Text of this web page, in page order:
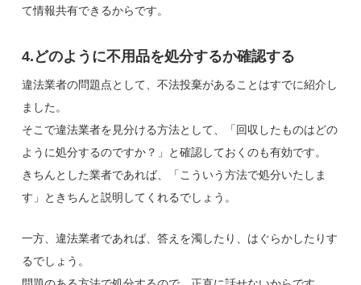
て情報共有できるからです。
4.どのように不用品を処分するか確認する
違法業者の問題点として、不法投棄があることはすでに紹介し
ました。
そこで違法業者を見分ける方法として、「回収したものはどの
ように処分するのですか？」と確認しておくのも有効です。
きちんとした業者であれば、「こういう方法で処分いたしま
す」ときちんと説明してくれるでしょう。
一方、違法業者であれば、答えを濁したり、はぐらかしたりす
るでしょう。